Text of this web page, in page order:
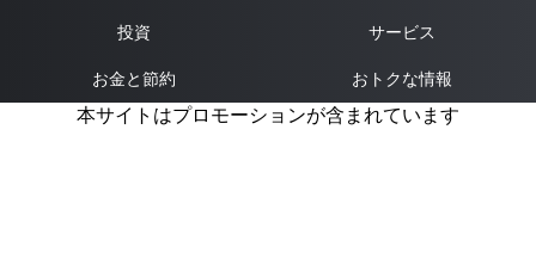
投資 サービス
お金と節約 おトクな情報
本サイトはプロモーションが含まれています